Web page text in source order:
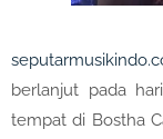
berlanjut pada
tempat di Bostha